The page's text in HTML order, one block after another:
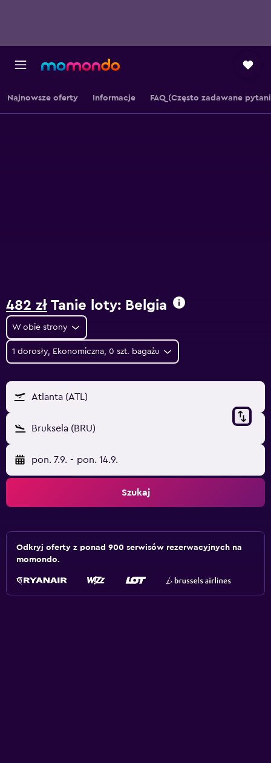
Najnowsze oferty Informacje FAQ (Często zadawane
482 zł Tanie loty: Belgia
W obie strony
1 dorosły, Ekonomiczna, 0 szt. bagażu
Atlanta (ATL)
Bruksela (BRU)
pon. 7.9. - pon. 14.9.
Szukaj
Odkryj oferty z ponad 900 serwisów rezerwacyjnych na
momondo.